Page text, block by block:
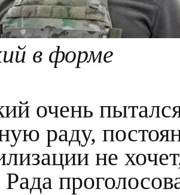
в форме
очень
раду,
не